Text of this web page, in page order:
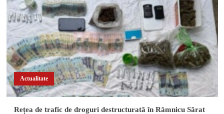
Actualitate
Rețea de trafic de droguri destructurată în Râmnicu Sărat